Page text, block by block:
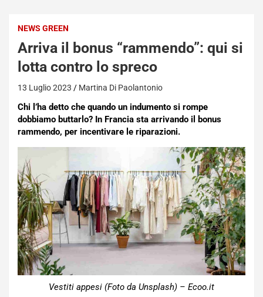
NEWS GREEN
Arriva il bonus “rammendo”: qui si
lotta contro lo spreco
13 Luglio 2023 Martina Di Paolantonio
Chi l’ha detto che quando un indumento si rompe
dobbiamo buttarlo? In Francia sta arrivando il bonus
rammendo, per incentivare le riparazioni.
Vestiti appesi (Foto da Unsplash) – Ecoo.it